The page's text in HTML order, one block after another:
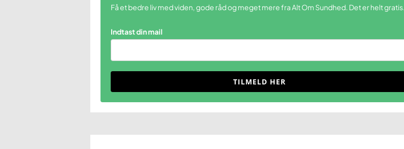
Få et bedre liv med viden, gode råd og meget mere fra Alt Om Sundhed. Det er helt gratis.
Indtast din mail
TILMELD HER